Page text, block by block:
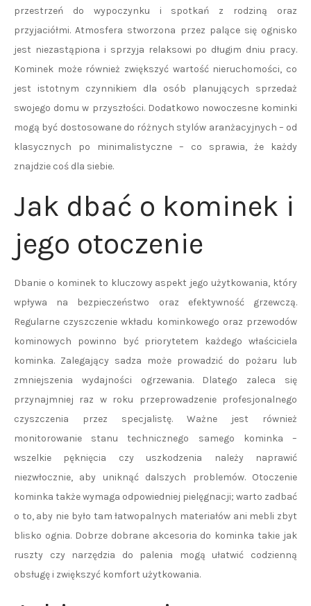
przestrzeń do wypoczynku i spotkań z rodziną oraz
przyjaciółmi. Atmosfera stworzona przez palące się ognisko
jest niezastąpiona i sprzyja relaksowi po długim dniu pracy.
Kominek może również zwiększyć wartość nieruchomości, co
jest istotnym czynnikiem dla osób planujących sprzedaż
swojego domu w przyszłości. Dodatkowo nowoczesne kominki
mogą być dostosowane do różnych stylów aranżacyjnych – od
klasycznych po minimalistyczne – co sprawia, że każdy
znajdzie coś dla siebie.
Jak dbać o kominek i
jego otoczenie
Dbanie o kominek to kluczowy aspekt jego użytkowania, który
wpływa na bezpieczeństwo oraz efektywność grzewczą.
Regularne czyszczenie wkładu kominkowego oraz przewodów
kominowych powinno być priorytetem każdego właściciela
kominka. Zalegający sadza może prowadzić do pożaru lub
zmniejszenia wydajności ogrzewania. Dlatego zaleca się
przynajmniej raz w roku przeprowadzenie profesjonalnego
czyszczenia przez specjalistę. Ważne jest również
monitorowanie stanu technicznego samego kominka –
wszelkie pęknięcia czy uszkodzenia należy naprawić
niezwłocznie, aby uniknąć dalszych problemów. Otoczenie
kominka także wymaga odpowiedniej pielęgnacji; warto zadbać
o to, aby nie było tam łatwopalnych materiałów ani mebli zbyt
blisko ognia. Dobrze dobrane akcesoria do kominka takie jak
ruszty czy narzędzia do palenia mogą ułatwić codzienną
obsługę i zwiększyć komfort użytkowania.